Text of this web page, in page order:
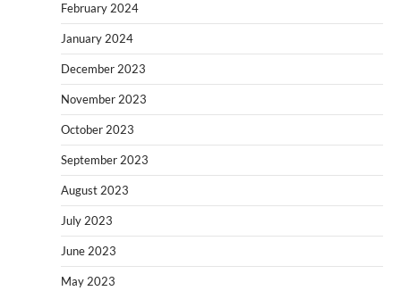
February 2024
January 2024
December 2023
November 2023
October 2023
September 2023
August 2023
July 2023
June 2023
May 2023